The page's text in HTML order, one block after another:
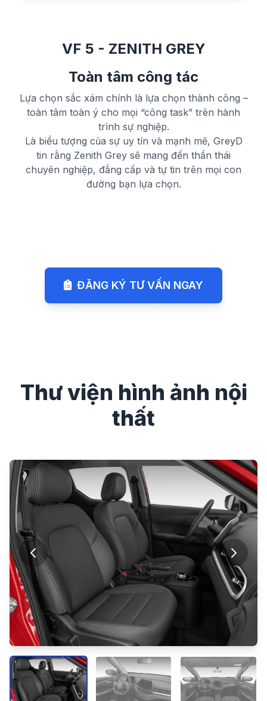
VF 5 - ZENITH GREY
Toàn tâm công tác
Lựa chọn sắc xám chính là lựa chọn thành công –
toàn tâm toàn ý cho mọi “công task” trên hành
trình sự nghiệp.
Là biểu tượng của sự uy tín và mạnh mẽ, GreyD
tin rằng Zenith Grey sẽ mang đến thần thái
chuyên nghiệp, đẳng cấp và tự tin trên mọi con
đường bạn lựa chọn.
ĐĂNG KÝ TƯ VẤN NGAY
Thư viện hình ảnh nội
thất